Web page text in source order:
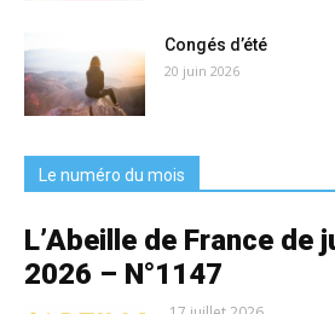
Congés d’été
20 juin 2026
Le numéro du mois
L’Abeille de France de
2026 – N°1147